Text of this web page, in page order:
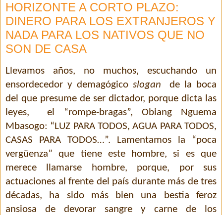
HORIZONTE A CORTO PLAZO:
DINERO PARA LOS EXTRANJEROS Y
NADA PARA LOS NATIVOS QUE NO
SON DE CASA
Llevamos años, no muchos, escuchando un
ensordecedor y demagógico slogan de la boca
del que presume de ser dictador, porque dicta las
leyes,
el “rompe-bragas”, Obiang Nguema
Mbasogo: “LUZ PARA TODOS, AGUA PARA TODOS,
CASAS PARA TODOS…”. Lamentamos la “poca
vergüenza” que tiene este hombre, si es que
merece llamarse hombre, porque, por sus
actuaciones al frente del país durante más de tres
décadas, ha sido más bien una bestia feroz
ansiosa de devorar sangre y carne de los